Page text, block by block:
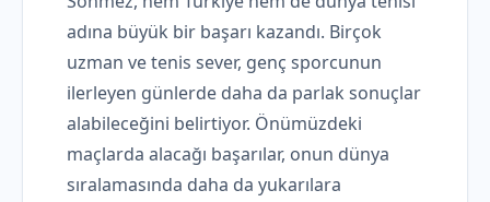
adına büyük bir başarı kazandı. Birçok
uzman ve tenis sever, genç sporcunun
ilerleyen günlerde daha da parlak sonuçlar
alabileceğini belirtiyor. Önümüzdeki
maçlarda alacağı başarılar, onun dünya
sıralamasında daha da yukarılara